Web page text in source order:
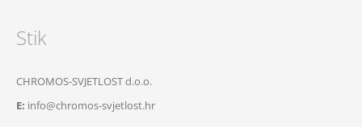
Stik
CHROMOS-SVJETLOST d.o.o.
E: info@chromos-svjetlost.hr